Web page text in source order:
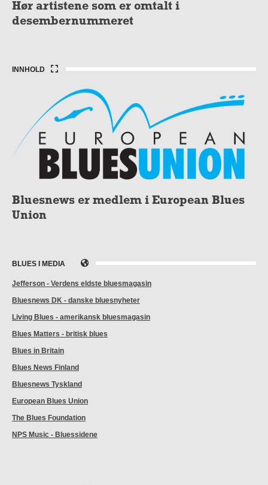
Hør artistene som er omtalt i
desembernummeret
INNHOLD
Bluesnews er medlem i European Blues
Union
BLUES I MEDIA
Jefferson - Verdens eldste bluesmagasin
Bluesnews DK - danske bluesnyheter
Living Blues - amerikansk bluesmagasin
Blues Matters - britisk blues
Blues in Britain
Blues News Finland
Bluesnews Tyskland
European Blues Union
The Blues Foundation
NPS Music - Bluessidene